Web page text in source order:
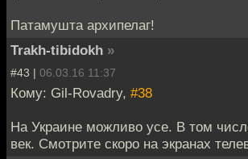
Патамушта архипелаг!
Trakh-tibidokh »
#43 | 06.03.16 11:37
Кому: Gil-Rovadry, #38
На Украине можливо усе. В том
век. Смотрите скоро на экранах